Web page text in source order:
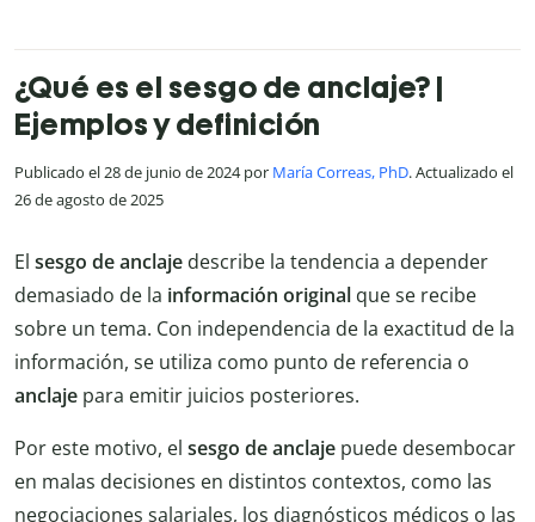
¿Qué es el sesgo de anclaje? |
Ejemplos y definición
Publicado el 28 de junio de 2024 por María Correas, PhD. Actualizado el
26 de agosto de 2025
El sesgo de anclaje describe la tendencia a depender
demasiado de la información original que se recibe
sobre un tema. Con independencia de la exactitud de la
información, se utiliza como punto de referencia o
anclaje para emitir juicios posteriores.
Por este motivo, el sesgo de anclaje puede desembocar
en malas decisiones en distintos contextos, como las
negociaciones salariales, los diagnósticos médicos o las